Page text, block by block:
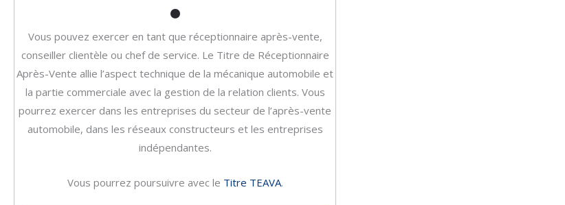
Vous pouvez exercer en tant que réceptionnaire après-vente,
conseiller clientèle ou chef de service. Le Titre de Réceptionnaire
Après-Vente allie l’aspect technique de la mécanique automobile et
la partie commerciale avec la gestion de la relation clients. Vous
pourrez exercer dans les entreprises du secteur de l’après-vente
automobile, dans les réseaux constructeurs et les entreprises
indépendantes.
Vous pourrez poursuivre avec le Titre TEAVA.